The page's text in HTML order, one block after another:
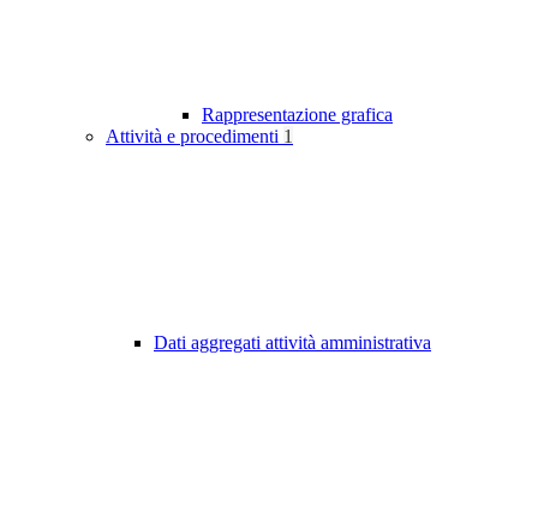
Rappresentazione grafica
Attività e procedimenti 1
Dati aggregati attività amministrativa